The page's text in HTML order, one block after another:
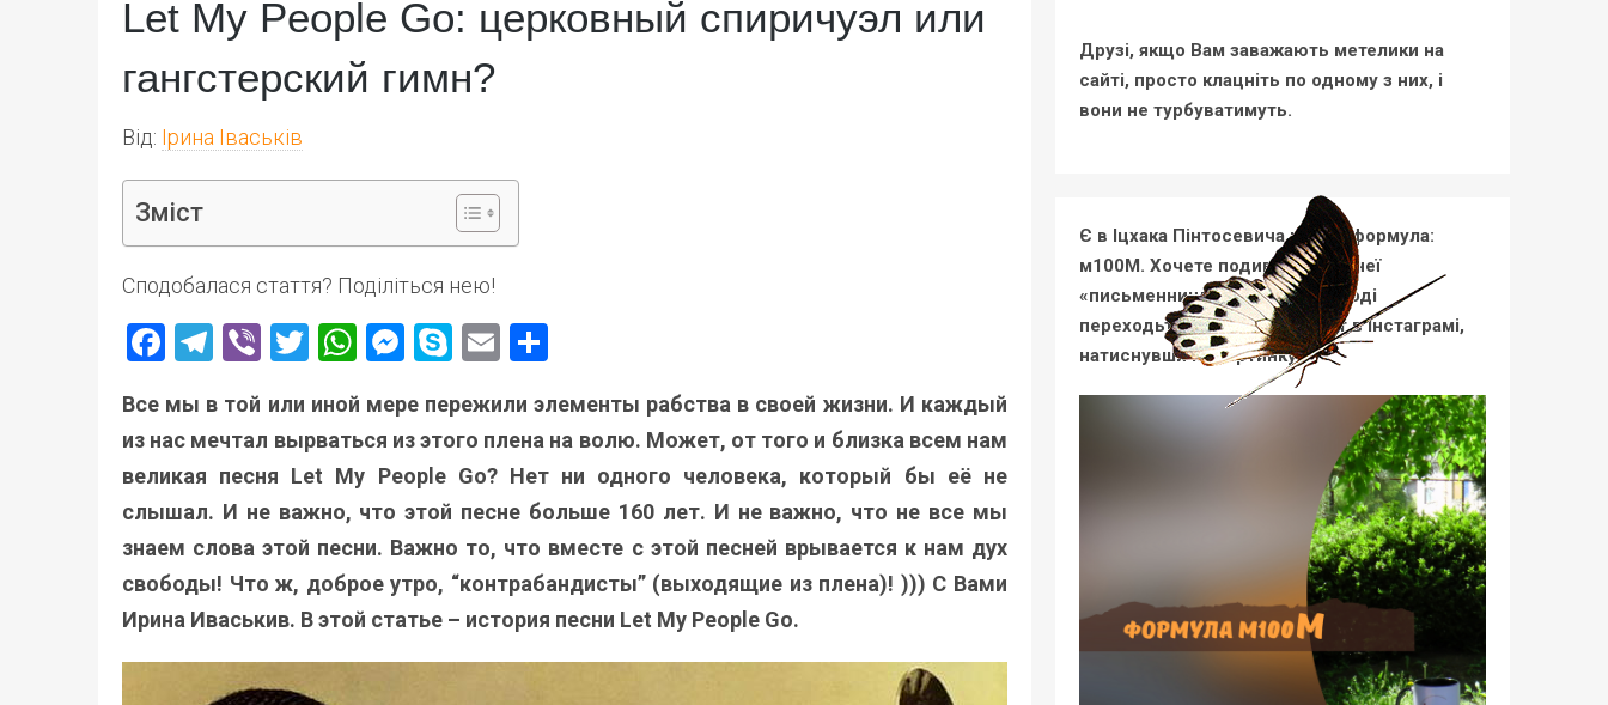
Let My People Go: церковный спиричуэл или
гангстерский гимн?
Від: Ірина Іваськів
Зміст
Сподобалася стаття? Поділіться нею!
Facebook
Telegram
ViberTwitter
WhatsApp
Messenger
Skype
Email
Все мы в той или иной мере пережили элементы рабства в своей жизни. И каждый
из нас мечтал вырваться из этого плена на волю. Может, от того и близка всем нам
великая песня Let My People Go? Нет ни одного человека, который бы её не
слышал. И не важно, что этой песне больше 160 лет. И не важно, что не все мы
знаем слова этой песни. Важно то, что вместе с этой песней врывается к нам дух
свободы! Что ж, доброе утро, “контрабандисты” (выходящие из плена)! ))) С Вами
Ирина Иваськив. В этой статье – история песни Let My People Go.
Друзі, якщо Вам заважають метелики на
сайті, просто клацніть по одному з них, і
вони не турбуватимуть.
Є в Іцхака Пінтосевича цікава формула:
м100М. Хочете подивитися на неї
«письменницькими очима»? Тоді
переходьте на мій новий пост в Інстаграмі,
натиснувши на картинку: